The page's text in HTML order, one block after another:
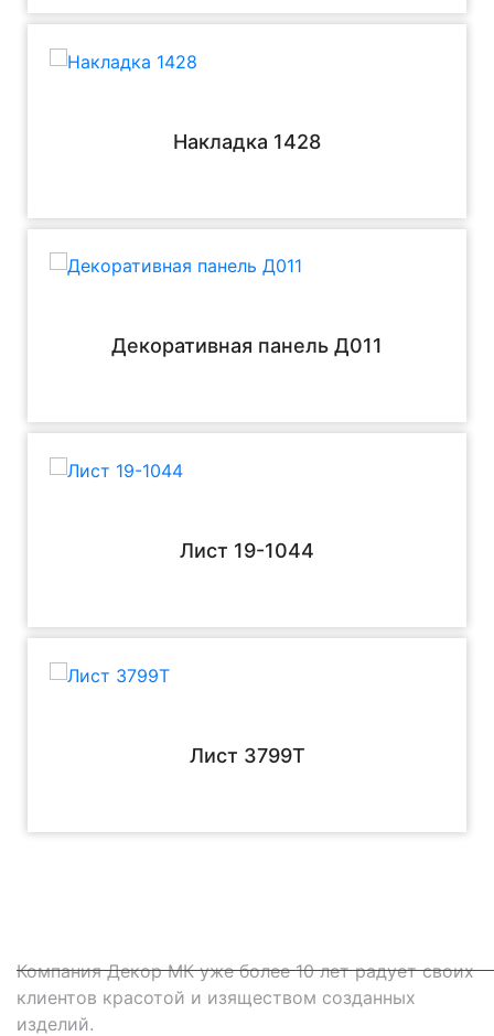
Накладка 1428
Декоративная панель Д011
Лист 19-1044
Лист 3799Т
Компания Декор МК уже более 10 лет радует своих
клиентов красотой и изяществом созданных
изделий.